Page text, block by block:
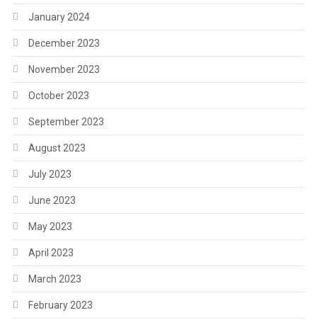
January 2024
December 2023
November 2023
October 2023
September 2023
August 2023
July 2023
June 2023
May 2023
April 2023
March 2023
February 2023